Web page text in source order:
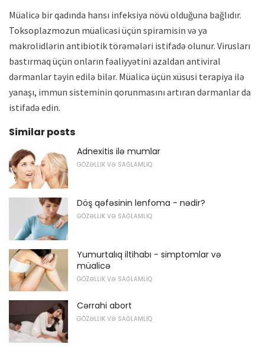
Müalicə bir qadında hansı infeksiya növü olduğuna bağlıdır.
Toksoplazmozun müalicəsi üçün spiramisin və ya
makrolidlərin antibiotik törəmələri istifadə olunur. Virusları
bastırmaq üçün onların fəaliyyətini azaldan antiviral
dərmanlar təyin edilə bilər. Müalicə üçün xüsusi terapiya ilə
yanaşı, immun sisteminin qorunmasını artıran dərmanlar da
istifadə edin.
Similar posts
Adnexitis ilə mumlar
GÖZƏLLIK VƏ SAĞLAMLIQ
Döş qəfəsinin lenfoma - nədir?
GÖZƏLLIK VƏ SAĞLAMLIQ
Yumurtalıq iltihabı - simptomlar və
müalicə
GÖZƏLLIK VƏ SAĞLAMLIQ
Cərrahi abort
GÖZƏLLIK VƏ SAĞLAMLIQ